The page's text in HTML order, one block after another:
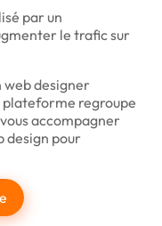
par un
le trafic sur
web designer
regroupe
accompagner
design pour